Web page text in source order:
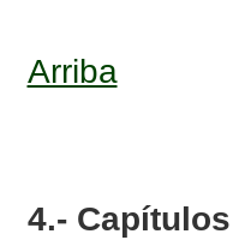
Arriba
4.-